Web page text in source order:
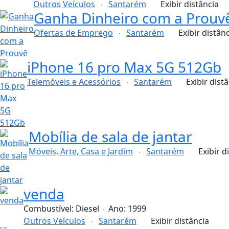
Outros Veículos
Santarém Exibir distância
Ganha Dinheiro com a
Ofertas de Emprego Santarém Exibir
iPhone 16 pro Max 5G 512Gb
Telemóveis e Acessórios Santarém Exibir
Mobília de sala de jantar
Móveis, Arte, Casa e Jardim Santarém Exibir
venda
Combustível: Diesel Ano: 1999
Outros Veículos
Santarém Exibir distância